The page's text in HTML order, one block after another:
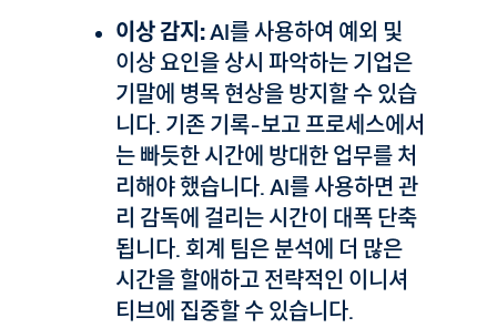
이상 감지:AI를 사용하여 예외 및
이상 요인을 상시 파악하는 기업은
기말에 병목 현상을 방지할 수 있습
니다. 기존 기록-보고 프로세스에서
는 빠듯한 시간에 방대한 업무를 처
리해야 했습니다. AI를 사용하면 관
리 감독에 걸리는 시간이 대폭 단축
됩니다. 회계 팀은 분석에 더 많은
시간을 할애하고 전략적인 이니셔
티브에 집중할 수 있습니다.